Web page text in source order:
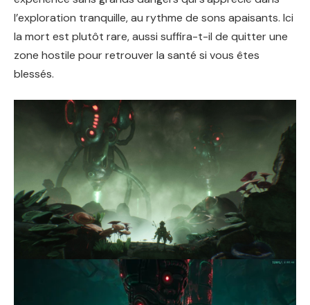
l’exploration tranquille, au rythme de sons apaisants. Ici
la mort est plutôt rare, aussi suffira-t-il de quitter une
zone hostile pour retrouver la santé si vous êtes
blessés.